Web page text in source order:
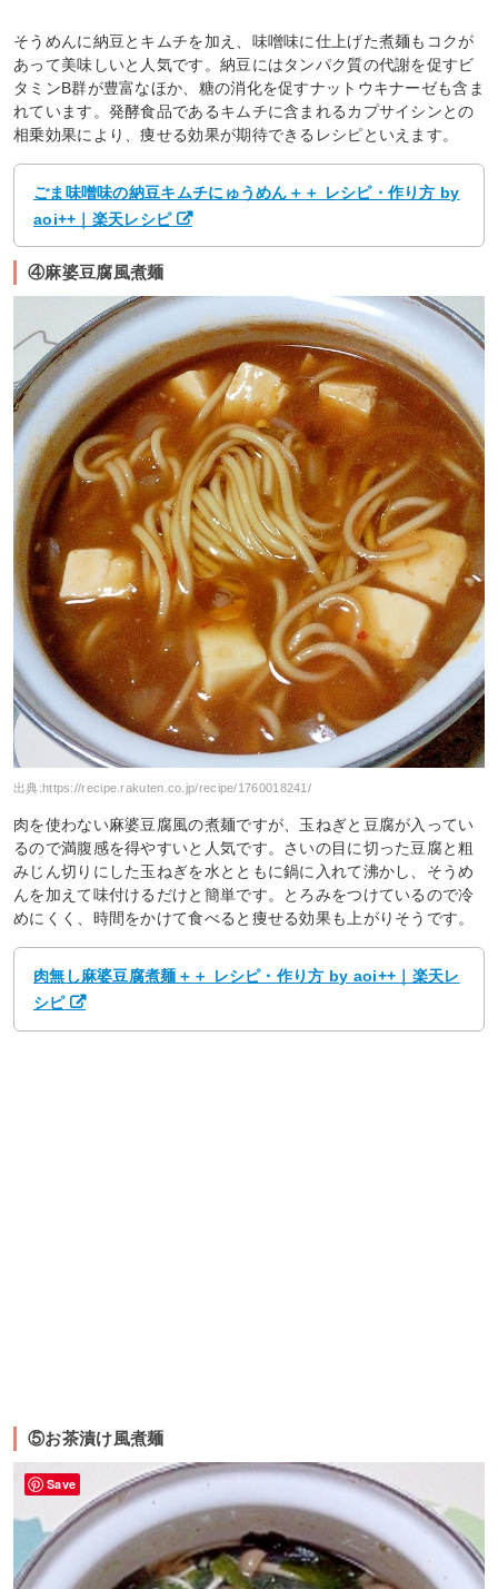
そうめんに納豆とキムチを加え、味噌味に仕上げた煮麺もコクが
あって美味しいと人気です。納豆にはタンパク質の代謝を促すビ
タミンB群が豊富なほか、糖の消化を促すナットウキナーゼも含ま
れています。発酵食品であるキムチに含まれるカプサイシンとの
相乗効果により、痩せる効果が期待できるレシピといえます。
ごま味噌味の納豆キムチにゅうめん＋＋ レシピ・作り方 by
aoi++｜楽天レシピ
④麻婆豆腐風煮麺
出典: https://recipe.rakuten.co.jp/recipe/1760018241/
肉を使わない麻婆豆腐風の煮麺ですが、玉ねぎと豆腐が入ってい
るので満腹感を得やすいと人気です。さいの目に切った豆腐と粗
みじん切りにした玉ねぎを水とともに鍋に入れて沸かし、そうめ
んを加えて味付けるだけと簡単です。とろみをつけているので冷
めにくく、時間をかけて食べると痩せる効果も上がりそうです。
肉無し麻婆豆腐煮麺＋＋ レシピ・作り方 by aoi++｜楽天レ
シピ
⑤お茶漬け風煮麺
Save